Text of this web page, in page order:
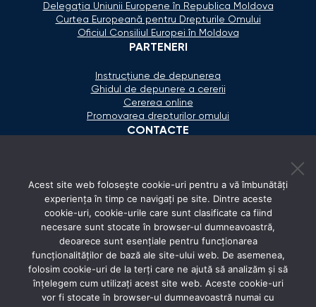
Delegaţia Uniunii Europene în Republica Moldova
Curtea Europeană pentru Drepturile Omului
Oficiul Consiliul Europei în Moldova
PARTENERI
Instrucțiune de depunerea
Ghidul de depunere a cererii
Cererea online
Promovarea drepturilor omului
CONTACTE
secretariat@ombudsman.md
Strada Calea Ieşilor 11/3, Chişinău
Luni - Vineri: 08:00 - 17:00
REȚELE SOCIALE
Acest site web folosește cookie-uri pentru a vă îmbunătăți
experiența în timp ce navigați pe site. Dintre aceste
cookie-uri, cookie-urile care sunt clasificate ca fiind
necesare sunt stocate în browser-ul dumneavoastră,
deoarece sunt esențiale pentru funcționarea
funcționalităților de bază ale site-ului web. De asemenea,
folosim cookie-uri de la terți care ne ajută să analizăm și să
înțelegem cum utilizați acest site web. Aceste cookie-uri
vor fi stocate în browser-ul dumneavoastră numai cu